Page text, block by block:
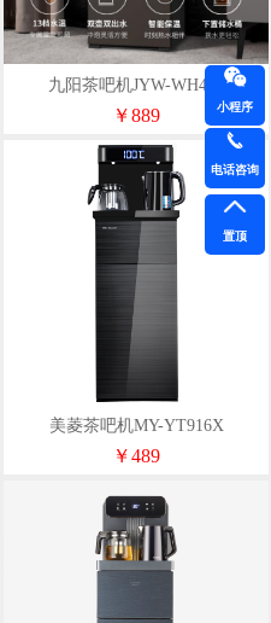
九阳茶吧机JYW-WH410
￥889
美菱茶吧机MY-YT916X
￥489
小程序
电话咨询
置顶